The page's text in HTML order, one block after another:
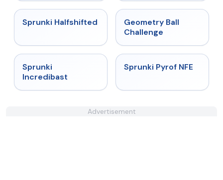
★ 4.9
Sprunki Halfshifted
Geometry Ball
Challenge
Sprunki
Incredibast
★ 4.4
Sprunki Pyrof NFE
Advertisement